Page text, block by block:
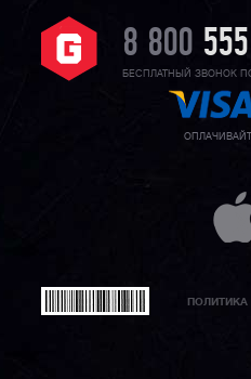
8 800
БЕСПЛАТНЫЙ ЗВОНОК